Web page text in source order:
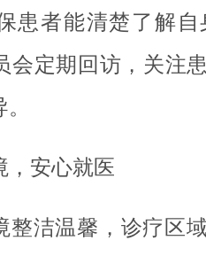
患者能清楚了解
会定期回访，关注
，安心就医
整洁温馨，诊疗区